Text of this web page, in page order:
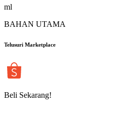
ml
BAHAN UTAMA
Telusuri Marketplace
Beli Sekarang!